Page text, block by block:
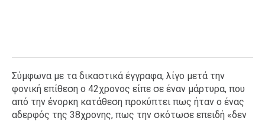
Σύμφωνα με τα δικαστικά έγγραφα, λίγο μετά την
φονική επίθεση ο 42χρονος είπε σε έναν μάρτυρα, που
από την ένορκη κατάθεση προκύπτει πως ήταν ο ένας
αδερφός της 38χρονης, πως την σκότωσε επειδή «δεν